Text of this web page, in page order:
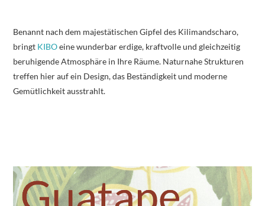
Benannt nach dem majestätischen Gipfel des Kilimandscharo,
bringt KIBOeine wunderbar erdige, kraftvolle und gleichzeitig
beruhigende Atmosphäre in Ihre Räume. Naturnahe Strukturen
treffen hier auf ein Design, das Beständigkeit und moderne
Gemütlichkeit ausstrahlt.